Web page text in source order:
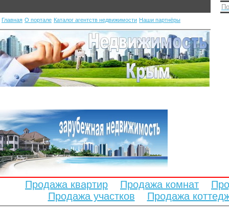
Главная О портале Каталог агентств недвижимости Наши партнёры
Продажа квартир Продажа комнат
Продажа участков
Продажа